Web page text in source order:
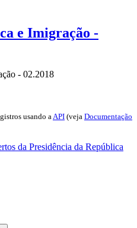
e Imigração -
- 02.2018
usando a API (veja Documentação
da Presidência da República